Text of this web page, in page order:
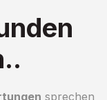
sprechen